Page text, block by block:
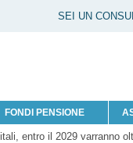
SEI UN
FONDI PENSIONE
entro il 2029 varranno